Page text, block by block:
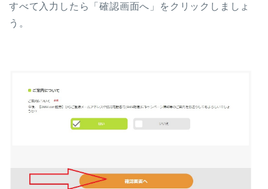
すべて入力したら「確認画面へ」をクリックしましょ
う。